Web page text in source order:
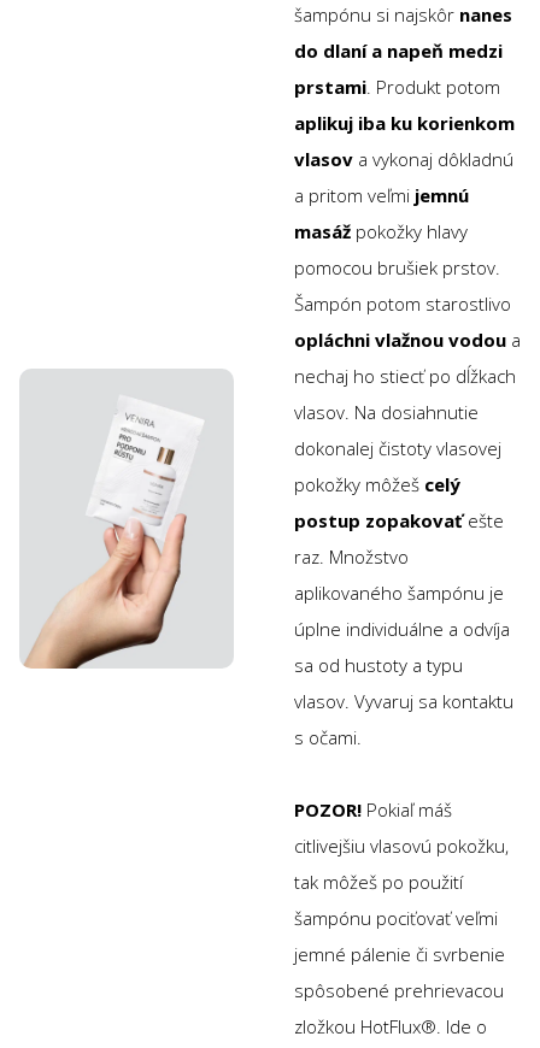
šampónu si najskôr nanes
do dlaní a napeň medzi
prstami . Produkt potom
aplikuj iba ku korienkom
vlasov a vykonaj dôkladnú
a pritom veľmi jemnú
masáž pokožky hlavy
pomocou brušiek prstov.
Šampón potom starostlivo
opláchni vlažnou vodou a
nechaj ho stiecť po dĺžkach
vlasov. Na dosiahnutie
dokonalej čistoty vlasovej
pokožky môžeš celý
postup zopakovaťešte
raz. Množstvo
aplikovaného šampónu je
úplne individuálne a odvíja
sa od hustoty a typu
vlasov. Vyvaruj sa kontaktu
s očami.
POZOR! Pokiaľ máš
citlivejšiu vlasovú pokožku,
tak môžeš po použití
šampónu pociťovať veľmi
jemné pálenie či svrbenie
spôsobené prehrievacou
zložkou HotFlux®. Ide o